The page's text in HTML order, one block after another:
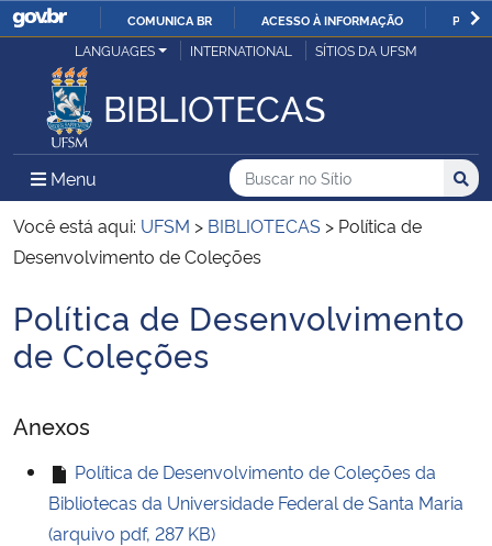
IR
O
COMUNICA BR ACESSO À INFORMAÇÃO
Ministério da Justiça e Segurança Pública
Ministério da Defesa
Ministério das Relações Exteriores
Ministério da Infraestrutura
Ministério da Cidadania
LANGUAGES INTERNATIONAL SÍTIOS DA UFSM
BIBLIOTECAS
Menu Menu Principal do Sítio
Busca
Buscar no no Sítio
Busca:
Você está aqui: UFSM > BIBLIOTECAS > Política de
Desenvolvimento de Coleções
Início do conteúdo
Política de Desenvolvimento
de Coleções
Anexos
Política de Desenvolvimento de Coleções da
Bibliotecas da Universidade Federal de Santa Maria
(arquivo pdf, 287 KB)